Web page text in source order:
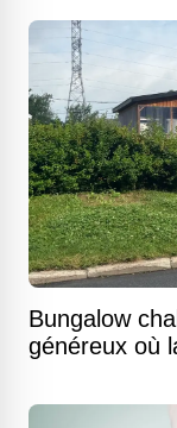
Bungalow
généreux où